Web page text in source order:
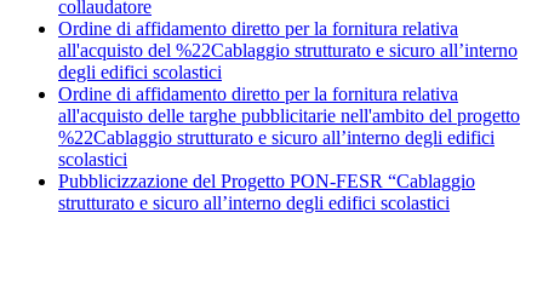
collaudatore
Ordine di affidamento diretto per la fornitura relativa
all'acquisto del %22Cablaggio strutturato e sicuro all’interno
degli edifici scolastici
Ordine di affidamento diretto per la fornitura relativa
all'acquisto delle targhe pubblicitarie nell'ambito del progetto
%22Cablaggio strutturato e sicuro all’interno degli edifici
scolastici
Pubblicizzazione del Progetto PON-FESR “Cablaggio
strutturato e sicuro all’interno degli edifici scolastici